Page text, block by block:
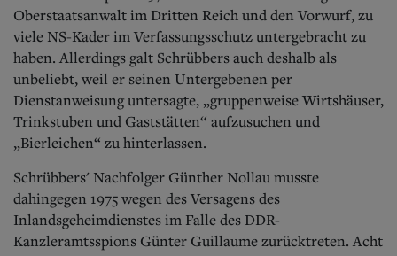
Oberstaatsanwalt im Dritten Reich und den Vorwurf, zu
viele NS-Kader im Verfassungsschutz untergebracht zu
haben. Allerdings galt Schrübbers auch deshalb als
unbeliebt, weil er seinen Untergebenen per
Dienstanweisung untersagte, „gruppenweise Wirtshäuser,
Trinkstuben und Gaststätten“ aufzusuchen und
„Bierleichen“ zu hinterlassen.
Schrübbers' Nachfolger Günther Nollau musste
dahingegen 1975 wegen des Versagens des
Inlandsgeheimdienstes im Falle des DDR-
Kanzleramtsspions Günter Guillaume zurücktreten. Acht